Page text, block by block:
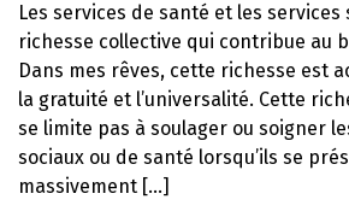
Les services de santé et les services
richesse collective qui contribue au
Dans mes rêves, cette richesse est
la gratuité et l’universalité. Cette
se limite pas à soulager ou soigner
sociaux ou de santé lorsqu’ils se
massivement [...]